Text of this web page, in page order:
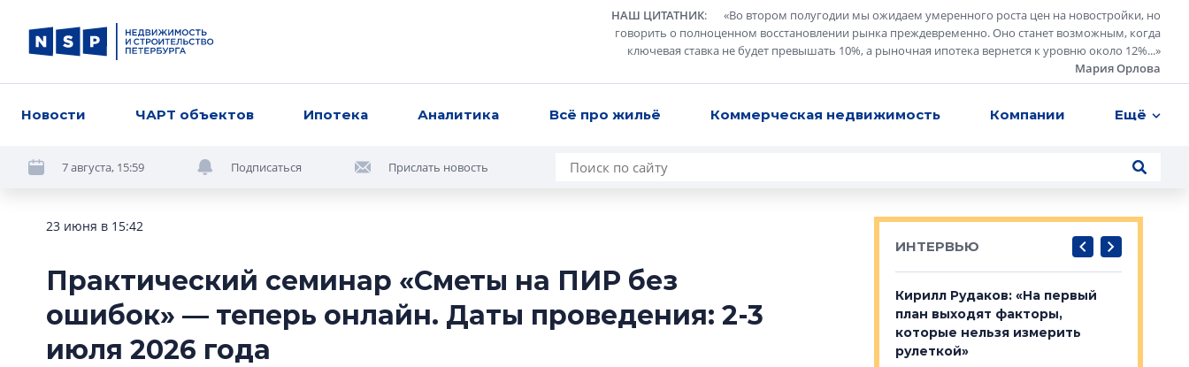
НАШ ЦИТАТНИК: «Во втором полугодии мы ожидаем умеренного роста цен на новостройки, но
говорить о полноценном восстановлении рынка преждевременно. Оно станет возможным, когда
ключевая ставка не будет превышать 10%, а рыночная ипотека вернется к уровню около 12%...»
Мария Орлова
Новости ЧАРТ объектов Ипотека Аналитика Всё про жильё Коммерческая недвижимость Компании Ещё
7 августа, 15:59 Подписаться Прислать новость
23 июня в 15:42
Практический семинар «Сметы на ПИР без
ошибок» — теперь онлайн. Даты проведения: 2-3
июля 2026 года
ИНТЕРВЬЮ
Сергей Софронов: «Хороший
дизайн проявляется в
Кирилл Рудаков: «На первый
план выходят факторы,
которые нельзя измерить
рулеткой»